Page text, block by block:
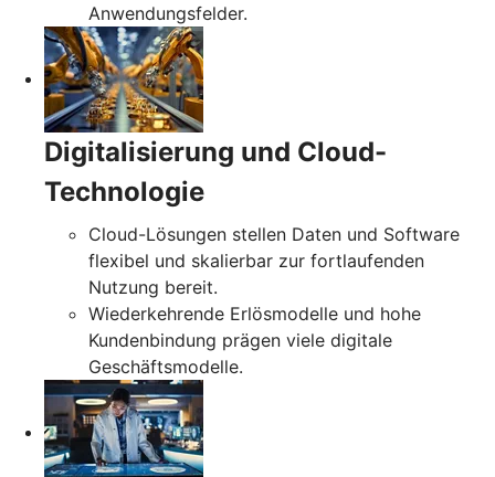
Anwendungsfelder.
Digitalisierung und Cloud-
Technologie
Cloud-Lösungen stellen Daten und Software
flexibel und skalierbar zur fortlaufenden
Nutzung bereit.
Wiederkehrende Erlösmodelle und hohe
Kundenbindung prägen viele digitale
Geschäftsmodelle.